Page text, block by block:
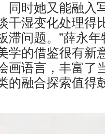
同时她又能融入
干湿变化处理得
滞问题。”薛永
学的借鉴很有新
画语言，丰富了
的融合探索值得